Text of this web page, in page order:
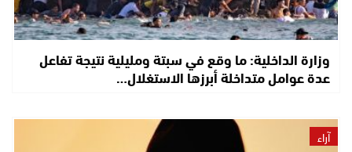
وزارة الداخلية: ما وقع في سبتة ومليلية نتيجة تفاعل
عدة عوامل متداخلة أبرزها الاستغلال…
آراء